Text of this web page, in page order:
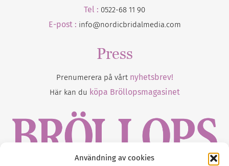
Användning av cookies
Tel : 0522-68 11 90
E-post : info@nordicbridalmedia.com
Press
Prenumerera på vårt nyhetsbrev!
Här kan du köpa Bröllopsmagasinet